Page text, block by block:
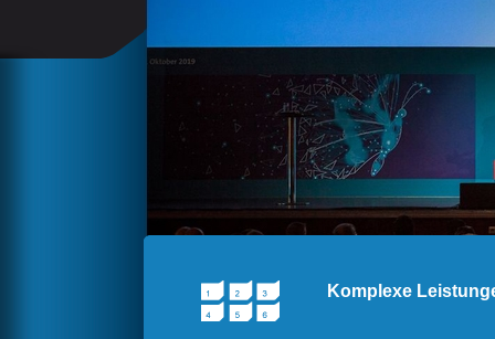
Komplexe